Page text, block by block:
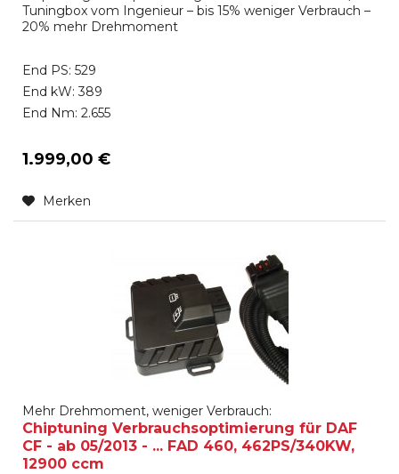
Tuningbox vom Ingenieur – bis 15% weniger Verbrauch –
20% mehr Drehmoment
End PS: 529
End kW: 389
End Nm: 2.655
1.999,00 €
Merken
Mehr Drehmoment, weniger Verbrauch:
Chiptuning Verbrauchsoptimierung für DAF
CF - ab 05/2013 - ... FAD 460, 462PS/340KW,
12900 ccm